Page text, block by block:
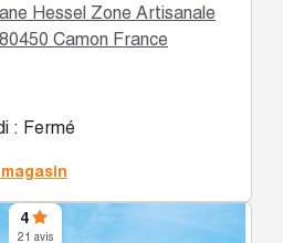
Hessel Zone Artisanale
Camon France
: Fermé
4
21 avis